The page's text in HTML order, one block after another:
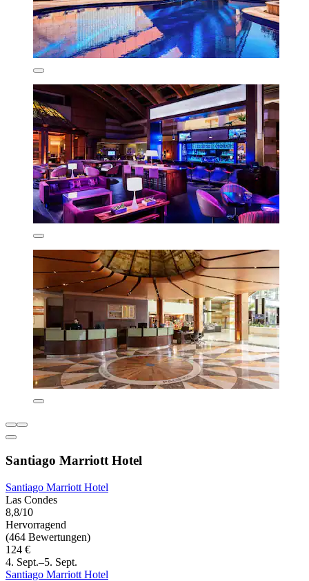
Santiago Marriott Hotel
Santiago Marriott Hotel
Las Condes
8,8/10
Hervorragend
(464 Bewertungen)
124 €
4. Sept.–5. Sept.
Santiago Marriott Hotel